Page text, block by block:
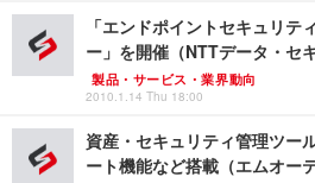
「エンドポイントセキュリ
ー」を開催（NTTデータ・セ
製品・サービス・業界動向
2010.1.14 Thu 18:00
資産・セキュリティ管理ツー
ート機能など搭載（エムオー